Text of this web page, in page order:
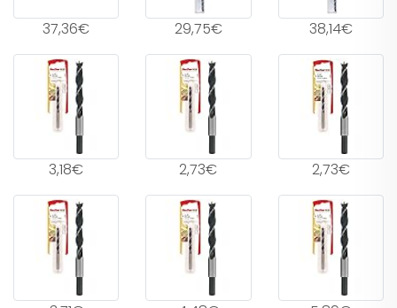
37,36€ 29,75€ 38,14€
3,18€ 2,73€ 2,73€